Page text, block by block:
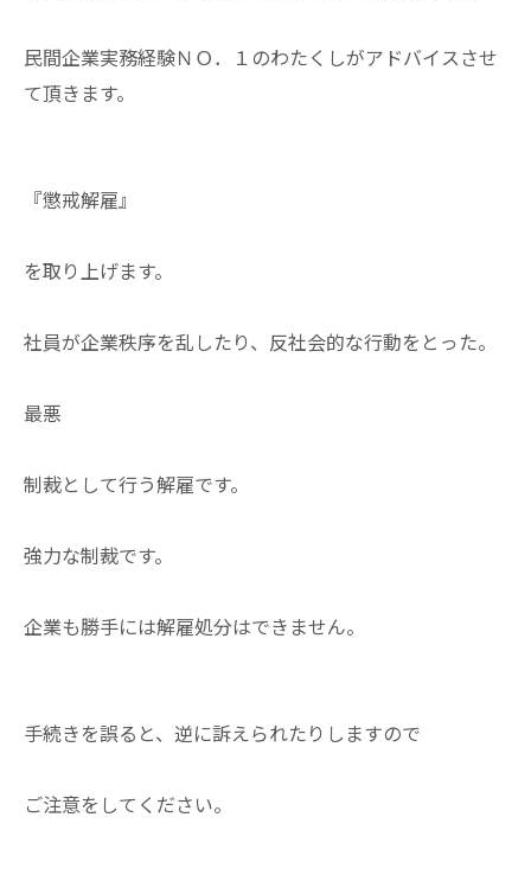
民間企業実務経験ＮＯ．１のわたくしがアドバイスさせ
て頂きます。
『懲戒解雇』
を取り上げます。
社員が企業秩序を乱したり、反社会的な行動をとった。
最悪
制裁として行う解雇です。
強力な制裁です。
企業も勝手には解雇処分はできません。
手続きを誤ると、逆に訴えられたりしますので
ご注意をしてください。